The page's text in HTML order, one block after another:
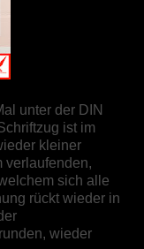
unter der DIN
ist im
kleiner
verlaufenden,
sich alle
rückt wieder in
wieder